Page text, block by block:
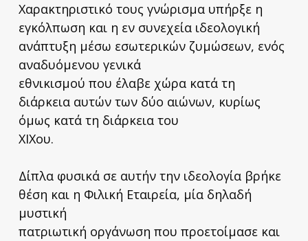
Χαρακτηριστικό τους γνώρισμα υπήρξε η
εγκόλπωση και η εν συνεχεία ιδεολογική
ανάπτυξη μέσω εσωτερικών ζυμώσεων, ενός
αναδυόμενου γενικά
εθνικισμού που έλαβε χώρα κατά τη
διάρκεια αυτών των δύο αιώνων, κυρίως
όμως κατά τη διάρκεια του
XIXoυ.
Δίπλα φυσικά σε αυτήν την ιδεολογία βρήκε
θέση και η Φιλική Εταιρεία, μία δηλαδή
μυστική
πατριωτική οργάνωση που προετοίμασε και